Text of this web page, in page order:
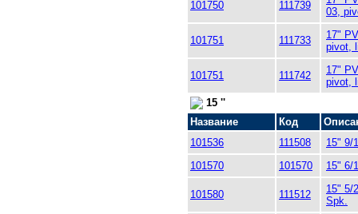
101750 111739
03,
101751 111733
17"
pivot,
101751 111742
17"
pivot,
15 ''
Название
Код
101536
111508
15" 9/
101570
101570 15" 6/
101580 111512
15" 5/
Spk.